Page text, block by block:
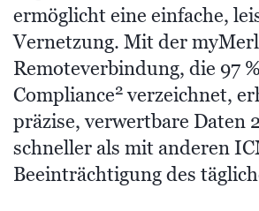
ermöglicht eine einfache,
Vernetzung. Mit der
Remoteverbindung, die 97
Compliance2verzeichnet,
präzise, verwertbare Daten
schneller als mit anderen
Beeinträchtigung des